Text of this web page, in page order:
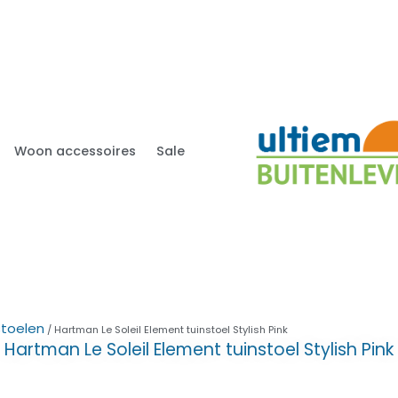
Woon accessoires Sale
/ Hartman Le Soleil Element tuinstoel Stylish Pink
Hartman Le Soleil Element tuinstoel Stylish Pink